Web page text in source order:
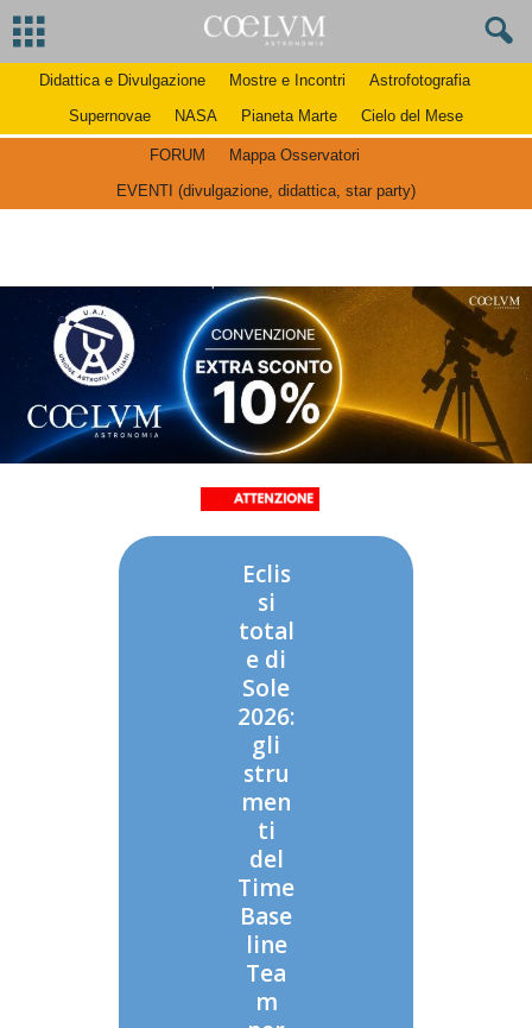
Didattica e Divulgazione Mostre e Incontri
Astrofotografia
Supernovae
NASA Pianeta Marte Cielo del Mese
FORUM
Mappa Osservatori
EVENTI (divulgazione, didattica, star party)
Eclis
si
total
e di
Sole
2026:
gli
stru
men
ti
del
Time
Base
line
Tea
m